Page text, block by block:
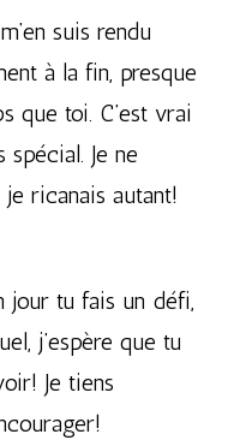
suis rendu
à la fin, presque
que toi. C’est vrai
Je ne
ricanais autant!
jour tu fais un défi,
j’espère que tu
Je tiens